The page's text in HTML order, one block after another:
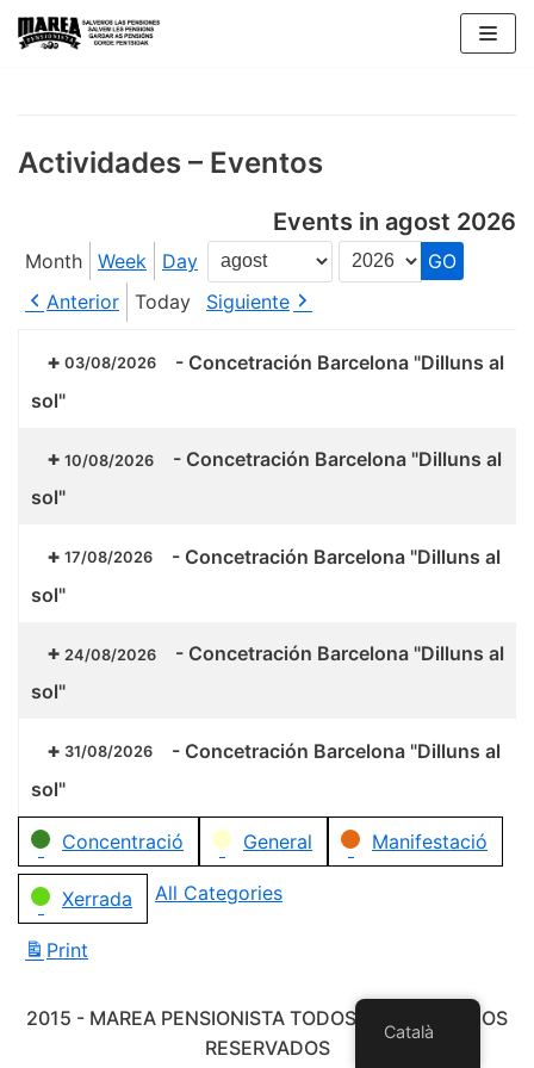
Skip
Actividades – Eventos
Events in agost 2026
Month Week Day
Month
Year
Anterior
Today Siguiente
03/08/2026 - Concetración Barcelona "Dilluns al
sol"
10/08/2026 - Concetración Barcelona "Dilluns al
sol"
17/08/2026 - Concetración Barcelona "Dilluns al
sol"
24/08/2026 - Concetración Barcelona "Dilluns al
sol"
31/08/2026 - Concetración Barcelona "Dilluns al
sol"
Categories
Concentració General Manifestació
Xerrada All Categories
Print
2015 - MAREA PENSIONISTA TODOS LOS DERECHOS
RESERVADOS
Català